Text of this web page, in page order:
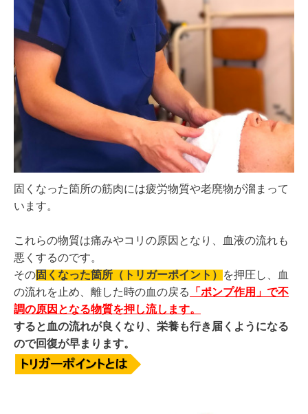
固くなった箇所の筋肉には疲労物質や老廃物が溜まって
います。
これらの物質は痛みやコリの原因となり、血液の流れも
悪くするのです。
その固くなった箇所 （ トリガーポイント）
を押圧し、血
の流れを止め、離した時の血の戻る
「ポンプ作用」で不
調の原因となる物質を押し流します。
すると血の流れが良くなり、栄養も行き届くようになる
ので回復が早まります。